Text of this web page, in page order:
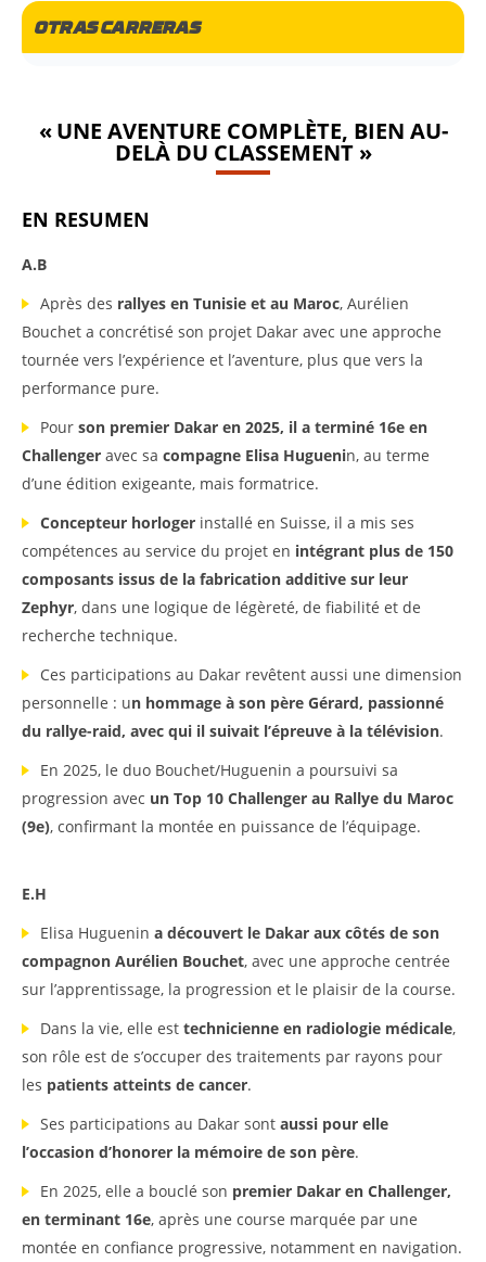
OTRAS CARRERAS
« UNE AVENTURE COMPLÈTE, BIEN AU-
DELÀ DU CLASSEMENT »
EN RESUMEN
A.B
Après des rallyes en Tunisie et au Maroc, Aurélien
Bouchet a concrétisé son projet Dakar avec une approche
tournée vers l’expérience et l’aventure, plus que vers la
performance pure.
Pour son premier Dakar en 2025, il a terminé 16e en
Challenger avec sa compagne Elisa Huguenin, au terme
d’une édition exigeante, mais formatrice.
Concepteur horloger installé en Suisse, il a mis ses
compétences au service du projet en intégrant plus de 150
composants issus de la fabrication additive sur leur
Zephyr, dans une logique de légèreté, de fiabilité et de
recherche technique.
Ces participations au Dakar revêtent aussi une dimension
personnelle : un hommage à son père Gérard, passionné
du rallye-raid, avec qui il suivait l’épreuve à la télévision.
En 2025, le duo Bouchet/Huguenin a poursuivi sa
progression avec un Top 10 Challenger au Rallye du Maroc
(9e), confirmant la montée en puissance de l’équipage.
E.H
Elisa Huguenin a découvert le Dakar aux côtés de son
compagnon Aurélien Bouchet, avec une approche centrée
sur l’apprentissage, la progression et le plaisir de la course.
Dans la vie, elle est technicienne en radiologie médicale,
son rôle est de s’occuper des traitements par rayons pour
les patients atteints de cancer.
Ses participations au Dakar sont aussi pour elle
l’occasion d’honorer la mémoire de son père.
En 2025, elle a bouclé son premier Dakar en Challenger,
en terminant 16e, après une course marquée par une
montée en confiance progressive, notamment en navigation.